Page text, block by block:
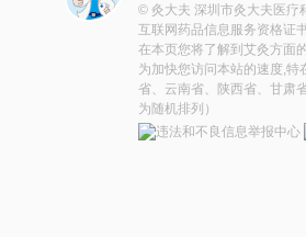
© 灸大夫 深圳市灸大夫医疗
互联网药品信息服务资格证
在本页您将了解到艾灸方面
为加快您访问本站的速度,
省、云南省、陕西省、甘肃
为随机排列）